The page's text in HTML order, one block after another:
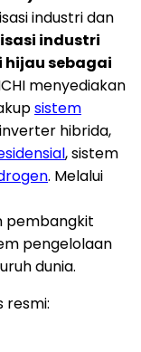
industri dan
industri
hijau sebagai
menyediakan
sistem
hibrida,
, sistem
. Melalui
pembangkit
pengelolaan
dunia.
resmi: